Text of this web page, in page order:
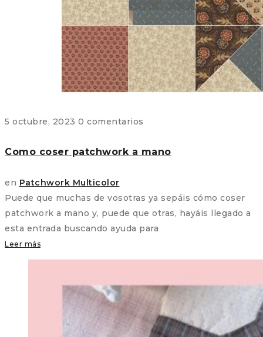
5 octubre, 2023 0 comentarios
Como coser patchwork a mano
en Patchwork Multicolor
Puede que muchas de vosotras ya sepáis cómo coser
patchwork a mano y, puede que otras, hayáis llegado a
esta entrada buscando ayuda para
Leer más